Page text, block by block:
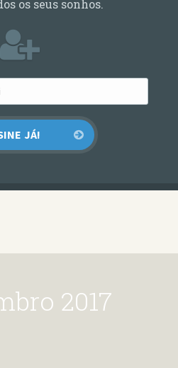
os seus sonhos.
2017